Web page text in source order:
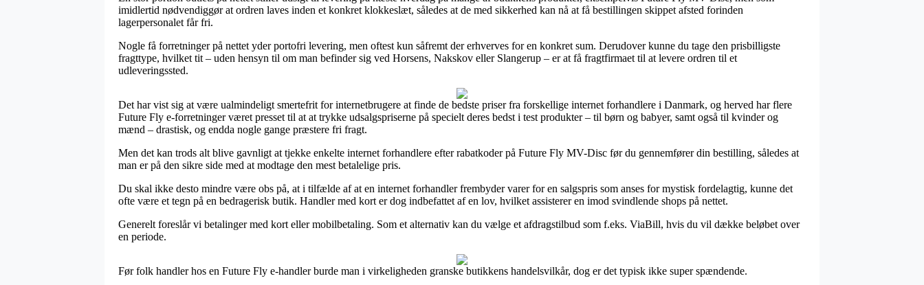
imidlertid nødvendiggør at ordren laves inden et konkret klokkeslæt, således at de med sikkerhed kan nå at få bestillingen skippet afsted forinden
lagerpersonalet får fri.
Nogle få forretninger på nettet yder portofri levering, men oftest kun såfremt der erhverves for en konkret sum. Derudover kunne du tage den prisbilligste
fragttype, hvilket tit – uden hensyn til om man befinder sig ved Horsens, Nakskov eller Slangerup – er at få fragtfirmaet til at levere ordren til et
udleveringssted.
Det har vist sig at være ualmindeligt smertefrit for internetbrugere at finde de bedste priser fra forskellige internet forhandlere i Danmark, og herved har flere
Future Fly e-forretninger været presset til at at trykke udsalgspriserne på specielt deres bedst i test produkter – til børn og babyer, samt også til kvinder og
mænd – drastisk, og endda nogle gange præstere fri fragt.
Men det kan trods alt blive gavnligt at tjekke enkelte internet forhandlere efter rabatkoder på Future Fly MV-Disc før du gennemfører din bestilling, således at
man er på den sikre side med at modtage den mest betalelige pris.
Du skal ikke desto mindre være obs på, at i tilfælde af at en internet forhandler frembyder varer for en salgspris som anses for mystisk fordelagtig, kunne det
ofte være et tegn på en bedragerisk butik. Handler med kort er dog indbefattet af en lov, hvilket assisterer en imod svindlende shops på nettet.
Generelt foreslår vi betalinger med kort eller mobilbetaling. Som et alternativ kan du vælge et afdragstilbud som f.eks. ViaBill, hvis du vil dække beløbet over
en periode.
Før folk handler hos en Future Fly e-handler burde man i virkeligheden granske butikkens handelsvilkår, dog er det typisk ikke super spændende.